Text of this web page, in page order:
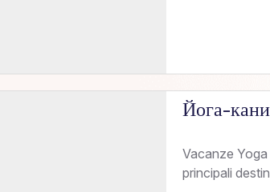
Йога-
Vacanze
principali